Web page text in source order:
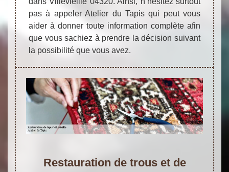
pas à appeler Atelier du Tapis qui peut vous
aider à donner toute information complète afin
que vous sachiez à prendre la décision suivant
la possibilité que vous avez.
Restauration de trous et de